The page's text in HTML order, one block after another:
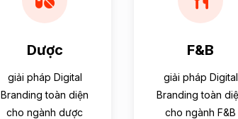
Dược
giải pháp Digital
Branding toàn diện
cho ngành dược
F&B
giải pháp Digital
Branding toàn
cho ngành F&B